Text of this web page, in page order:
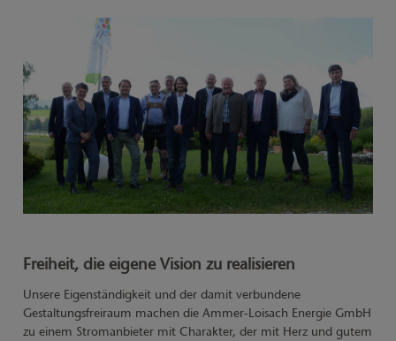
Freiheit, die eigene Vision zu realisieren
Unsere Eigenständigkeit und der damit verbundene
Gestaltungsfreiraum machen die Ammer-Loisach Energie GmbH
zu einem Stromanbieter mit Charakter, der mit Herz und gutem